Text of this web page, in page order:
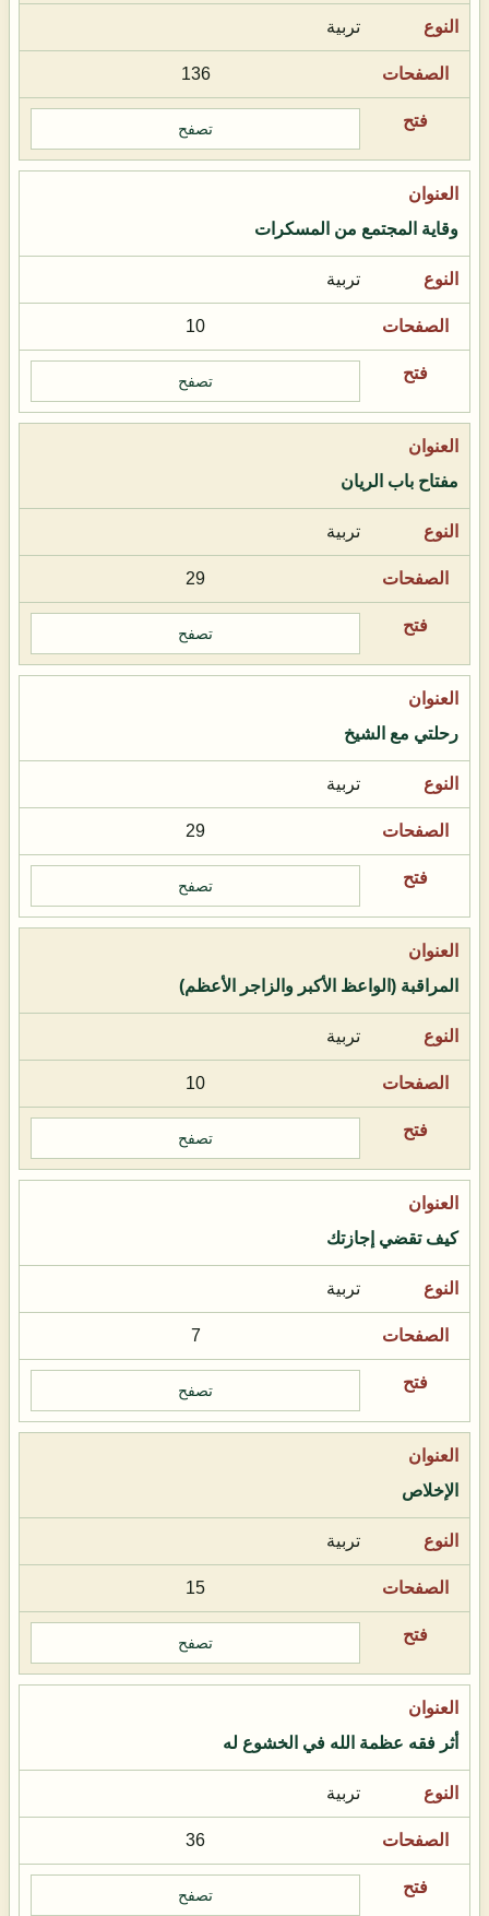
تربية
136
تصفح
وقاية المجتمع من المسكرات
تربية
10
تصفح
مفتاح باب الريان
تربية
29
تصفح
رحلتي مع الشيخ
تربية
29
تصفح
المراقبة (الواعظ الأكبر والزاجر الأعظم)
تربية
10
تصفح
كيف تقضي إجازتك
تربية
7
تصفح
الإخلاص
تربية
15
تصفح
أثر فقه عظمة الله في الخشوع له
تربية
36
تصفح